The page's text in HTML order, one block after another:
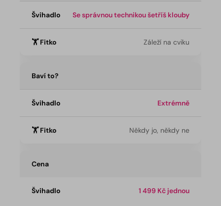
Se správnou technikou šetříš klouby
Záleží na cviku
Baví to?
Extrémně
Někdy jo, někdy ne
Cena
1 499 Kč jednou